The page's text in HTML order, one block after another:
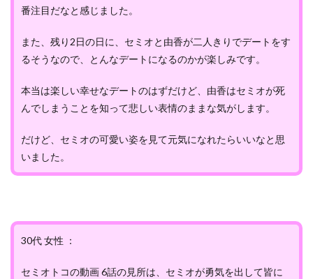
番注目だなと感じました。
また、残り2日の日に、セミオと由香が二人きりでデートをす
るそうなので、とんなデートになるのかが楽しみです。
本当は楽しい幸せなデートのはずだけど、由香はセミオが死
んでしまうことを知って悲しい表情のままな気がします。
だけど、セミオの可愛い姿を見て元気になれたらいいなと思
いました。
30代 女性 ：
セミオトコの動画 6話の見所は、セミオが勇気を出して皆に